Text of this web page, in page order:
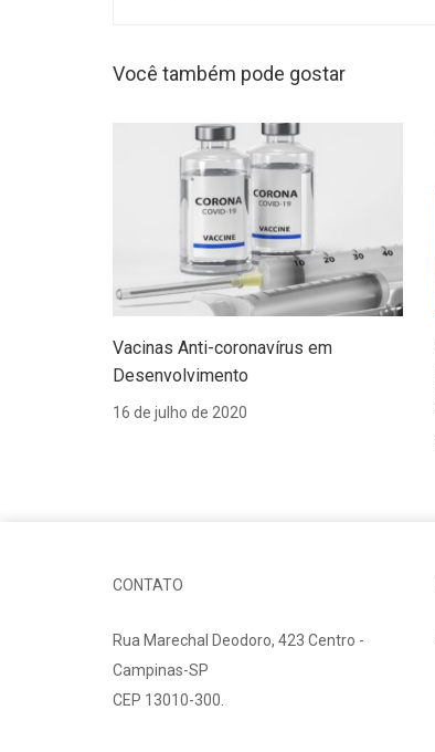
Você também pode gostar
Vacinas Anti-coronavírus em
Desenvolvimento
16 de julho de 2020
CONTATO
Rua Marechal Deodoro, 423 Centro -
Campinas-SP
CEP 13010-300.